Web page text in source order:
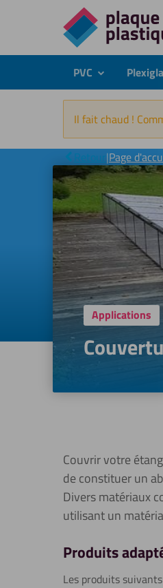
Directement
au
contenuPVC submenu
Il fait chaud !
Retour|Page
Applications
Couvrir votre
de constituer un
Divers matériaux
utilisant un
Produits
Les produits